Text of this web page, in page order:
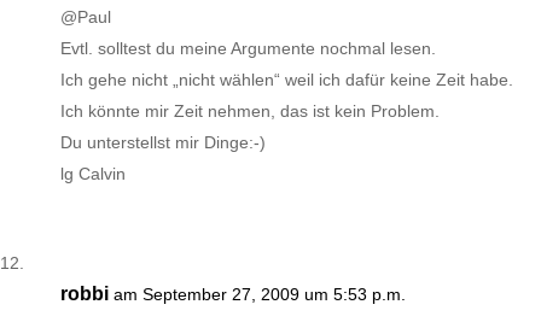
@Paul
Evtl. solltest du meine Argumente nochmal lesen.
Ich gehe nicht „nicht wählen“ weil ich dafür keine Zeit habe.
Ich könnte mir Zeit nehmen, das ist kein Problem.
Du unterstellst mir Dinge:-)
lg Calvin
robbi am September 27, 2009 um 5:53 p.m.